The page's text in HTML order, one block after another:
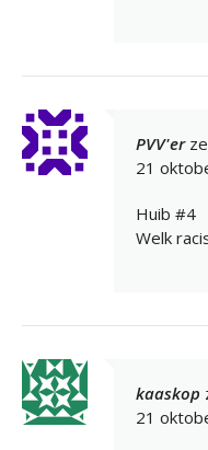
PVV'er
21
Huib #4
Welk
kaaskop
21